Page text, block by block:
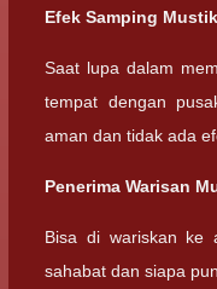
Efek Samping
Saat lupa dalam
tempat dengan
aman dan tidak ada
Penerima Warisan
Bisa di wariskan ke
sahabat dan siapa